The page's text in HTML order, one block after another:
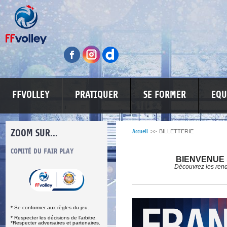
FFVOLLEY PRATIQUER SE FORMER
ZOOM SUR...
COMITÉ DU FAIR PLAY
* Se conformer aux règles du jeu.
* Respecter les décisions de l’arbitre.
*Respecter adversaires et partenaires.
LUTTE CONTRE LES VIOLENCES
Accueil >> BILLETTERIE
Découvrez les